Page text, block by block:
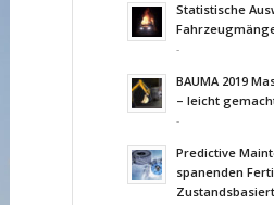
Statistische
-
BAUMA 2019
– leicht
-
Predictive
spanenden